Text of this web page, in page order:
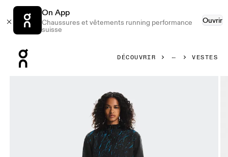
On App
Chaussures et vêtements running performance
suisse
Ouvrir
DÉCOUVRIR VESTES